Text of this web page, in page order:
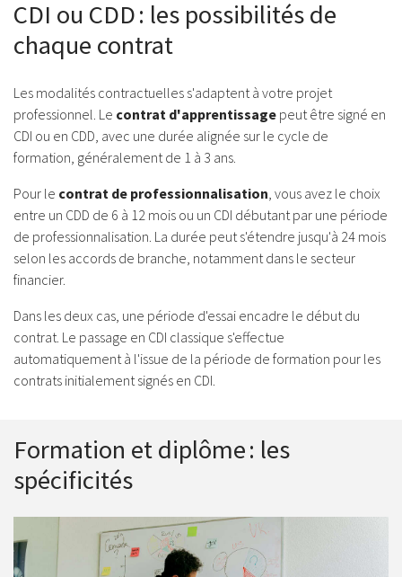
CDI ou CDD : les possibilités de
chaque contrat
Les modalités contractuelles s'adaptent à votre projet
professionnel. Le contrat d'apprentissage peut être signé en
CDI ou en CDD, avec une durée alignée sur le cycle de
formation, généralement de 1 à 3 ans.
Pour le contrat de professionnalisation , vous avez le choix
entre un CDD de 6 à 12 mois ou un CDI débutant par une période
de professionnalisation. La durée peut s'étendre jusqu'à 24 mois
selon les accords de branche, notamment dans le secteur
financier.
Dans les deux cas, une période d'essai encadre le début du
contrat. Le passage en CDI classique s'effectue
automatiquement à l'issue de la période de formation pour les
contrats initialement signés en CDI.
Formation et diplôme : les
spécificités